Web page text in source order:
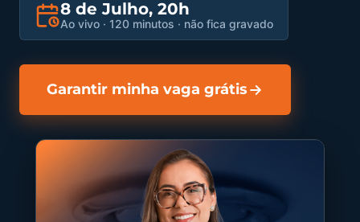
8 de Julho, 20h
Ao vivo · 120 minutos · não fica gravado
Garantir minha vaga grátis